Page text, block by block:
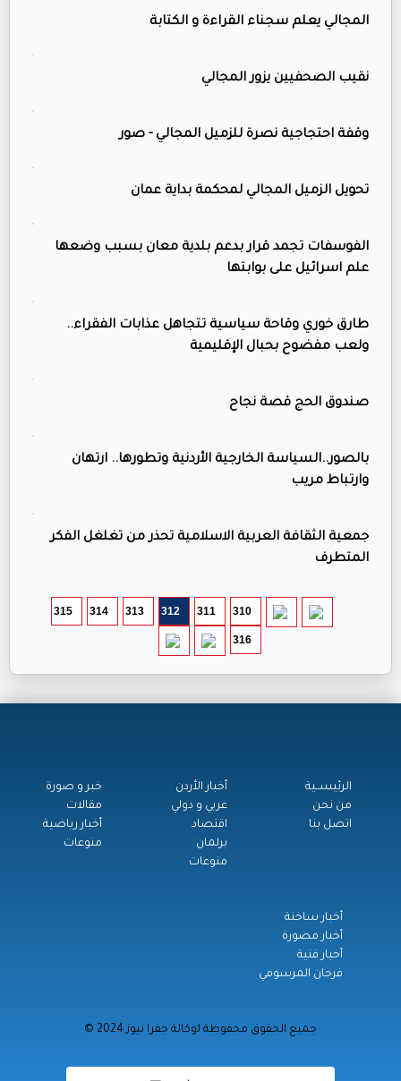
المجالي يعلم سجناء القراءة و الكتابة
نقيب الصحفيين يزور المجالي
وقفة احتجاجية نصرة للزميل المجالي - صور
تحويل الزميل المجالي لمحكمة بداية عمان
الفوسفات تجمد قرار بدعم بلدية معان بسبب وضعها
علم اسرائيل على بوابتها
طارق خوري وقاحة سياسية تتجاهل عذابات الفقراء..
ولعب مفضوح بحبال الإقليمية
صندوق الحج قصة نجاح
بالصور..السياسة الخارجية الأردنية وتطورها.. ارتهان
وارتباط مريب
جمعية الثقافة العربية الاسلامية تحذر من تغلغل الفكر
المتطرف
310
311
312
313
314
315
316
الرئيســية
من نحن
اتصل بنا
أخبار الأردن
عربي و دولي
اقتصاد
برلمان
منوعات
خبر و صورة
مقالات
أخبار رياضية
منوعات
أخبار ساخنة
أخبار مصورة
أخبار فنية
فرحان المرسومي
© جميع الحقوق محفوظة لوكالة جفرا نيوز 2024